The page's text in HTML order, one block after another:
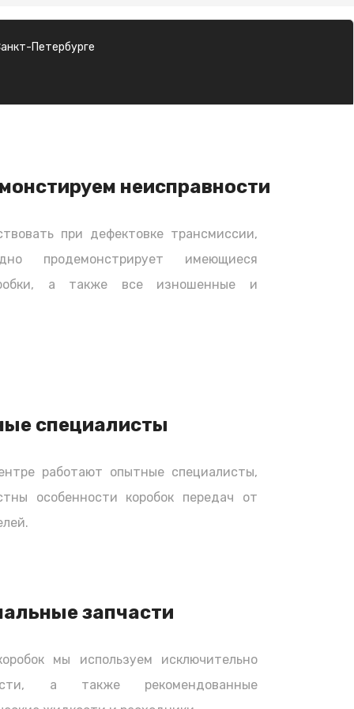
Петербурге
неисправности
при дефектовке трансмиссии,
продемонстрирует имеющиеся
а также все изношенные и
специалисты
работают опытные специалисты,
особенности коробок передач от
запчасти
мы используем исключительно
а также рекомендованные